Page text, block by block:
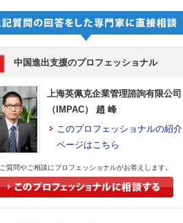
中国進出支援のプロフェッショナル
上海英佩克企業管理諮詢有限公司
（IMPAC） 趙 峰
このプロフェッショナルの紹介
ページはこちら
ご質問やご相談にプロフェッショナルがお答えします。